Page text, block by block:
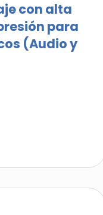
con alta
para
(Audio y